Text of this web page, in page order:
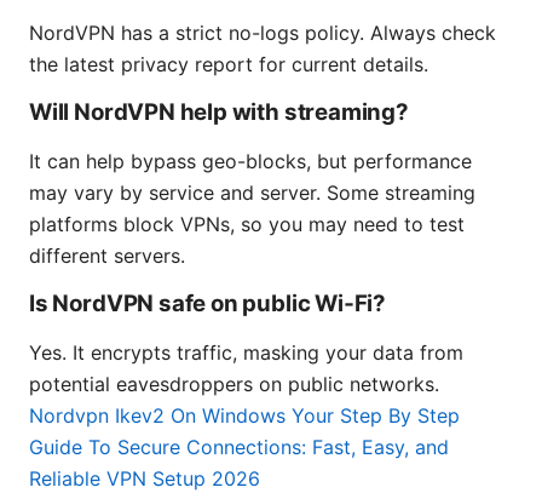
NordVPN has a strict no-logs policy. Always check
the latest privacy report for current details.
Will NordVPN help with streaming?
It can help bypass geo-blocks, but performance
may vary by service and server. Some streaming
platforms block VPNs, so you may need to test
different servers.
Is NordVPN safe on public Wi‑Fi?
Yes. It encrypts traffic, masking your data from
potential eavesdroppers on public networks.
Nordvpn Ikev2 On Windows Your Step By Step
Guide To Secure Connections: Fast, Easy, and
Reliable VPN Setup 2026